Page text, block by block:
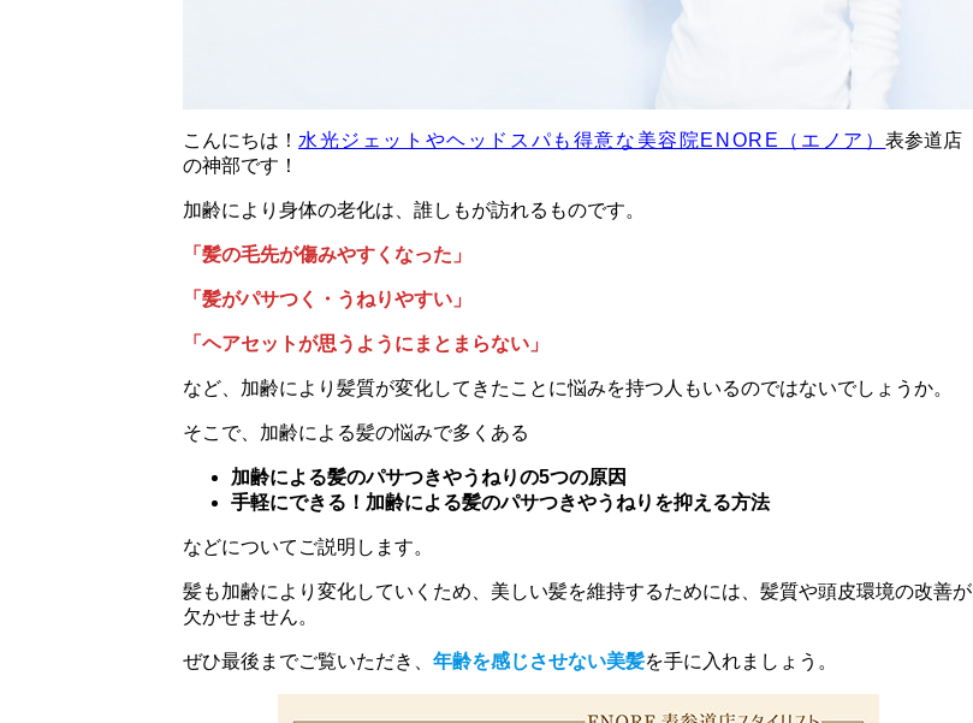
こんにちは！ 水光ジェットやヘッドスパも得意な美容院ENORE（エノア）表参道店
の神部です！
加齢により身体の老化は、誰しもが訪れるものです。
「髪の毛先が傷みやすくなった」
「髪がパサつく・うねりやすい」
「ヘアセットが思うようにまとまらない」
など、加齢により髪質が変化してきたことに悩みを持つ人もいるのではないでしょうか。
そこで、加齢による髪の悩みで多くある
加齢による髪のパサつきやうねりの5つの原因
手軽にできる！加齢による髪のパサつきやうねりを抑える方法
などについてご説明します。
髪も加齢により変化していくため、美しい髪を維持するためには、髪質や頭皮環境の改善が
欠かせません。
ぜひ最後までご覧いただき、 年齢を感じさせない美髪を手に入れましょう。